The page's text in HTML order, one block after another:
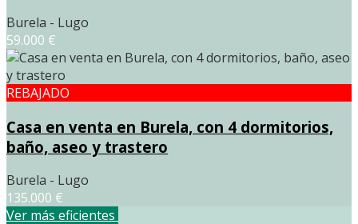
Burela - Lugo
59.000 €
REBAJADO
Casa en venta en Burela, con 4 dormitorios,
baño, aseo y trastero
Burela - Lugo
135.000 €
Ver más eficientes